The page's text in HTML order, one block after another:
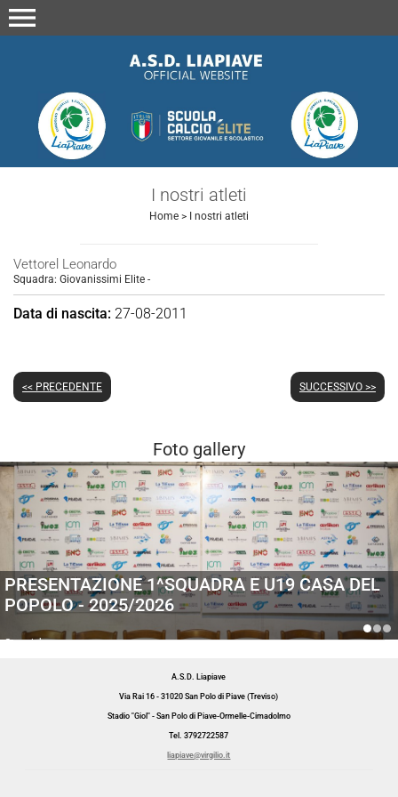
menu
I nostri atleti
Home > I nostri atleti
Vettorel Leonardo
Squadra: Giovanissimi Elite -
Data di nascita: 27-08-2011
<< PRECEDENTE SUCCESSIVO >>
Foto gallery
PRESENTAZIONE 1^SQUADRA E U19 CASA DEL
POPOLO - 2025/2026
Generiche
A.S.D. Liapiave
Via Rai 16 - 31020 San Polo di Piave (Treviso)
Stadio "Giol" - San Polo di Piave-Ormelle-Cimadolmo
Tel. 3792722587
liapiave@virgilio.it